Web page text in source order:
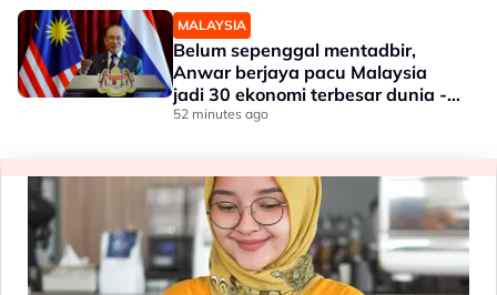
MALAYSIA
Belum sepenggal mentadbir,
Anwar berjaya pacu Malaysia
jadi 30 ekonomi terbesar dunia -
Penganalisis
52 minutes ago